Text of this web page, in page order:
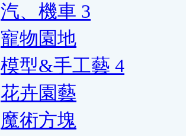
汽、機車 3
寵物園地
模型&手工藝 4
花卉園藝
魔術方塊